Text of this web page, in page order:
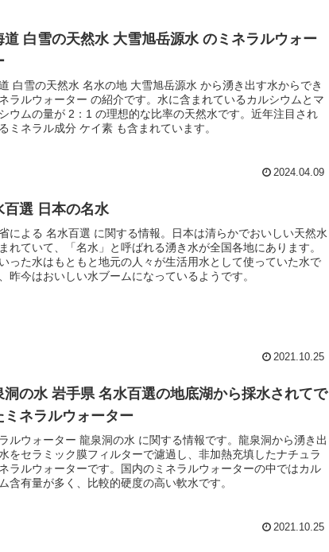
道 白雪の天然水 大雪旭岳源水 のミネラルウォー
白雪の天然水 名水の地 大雪旭岳源水 から湧き出す水からでき
ラルウォーター の紹介です。水に含まれているカルシウムとマ
ウムの量が 2：1 の理想的な比率の天然水です。近年注目され
ミネラル成分 ケイ素 も含まれています。
2024.04.09
百選 日本の名水
による 名水百選 に関する情報。日本は清らかでおいしい天然水
れていて、「名水」と呼ばれる湧き水が全国各地にあります。
った水はもともと地元の人々が生活用水として使っていた水で
昨今はおいしい水ブームになっているようです。
2021.10.25
洞の水 岩手県 名水百選の地底湖から採水されてで
ミネラルウォーター
ルウォーター 龍泉洞の水 に関する情報です。龍泉洞から湧き出
をセラミック膜フィルターで濾過し、非加熱充填したナチュラ
ラルウォーターです。国内のミネラルウォーターの中ではカル
含有量が多く、比較的硬度の高い軟水です。
2021.10.25